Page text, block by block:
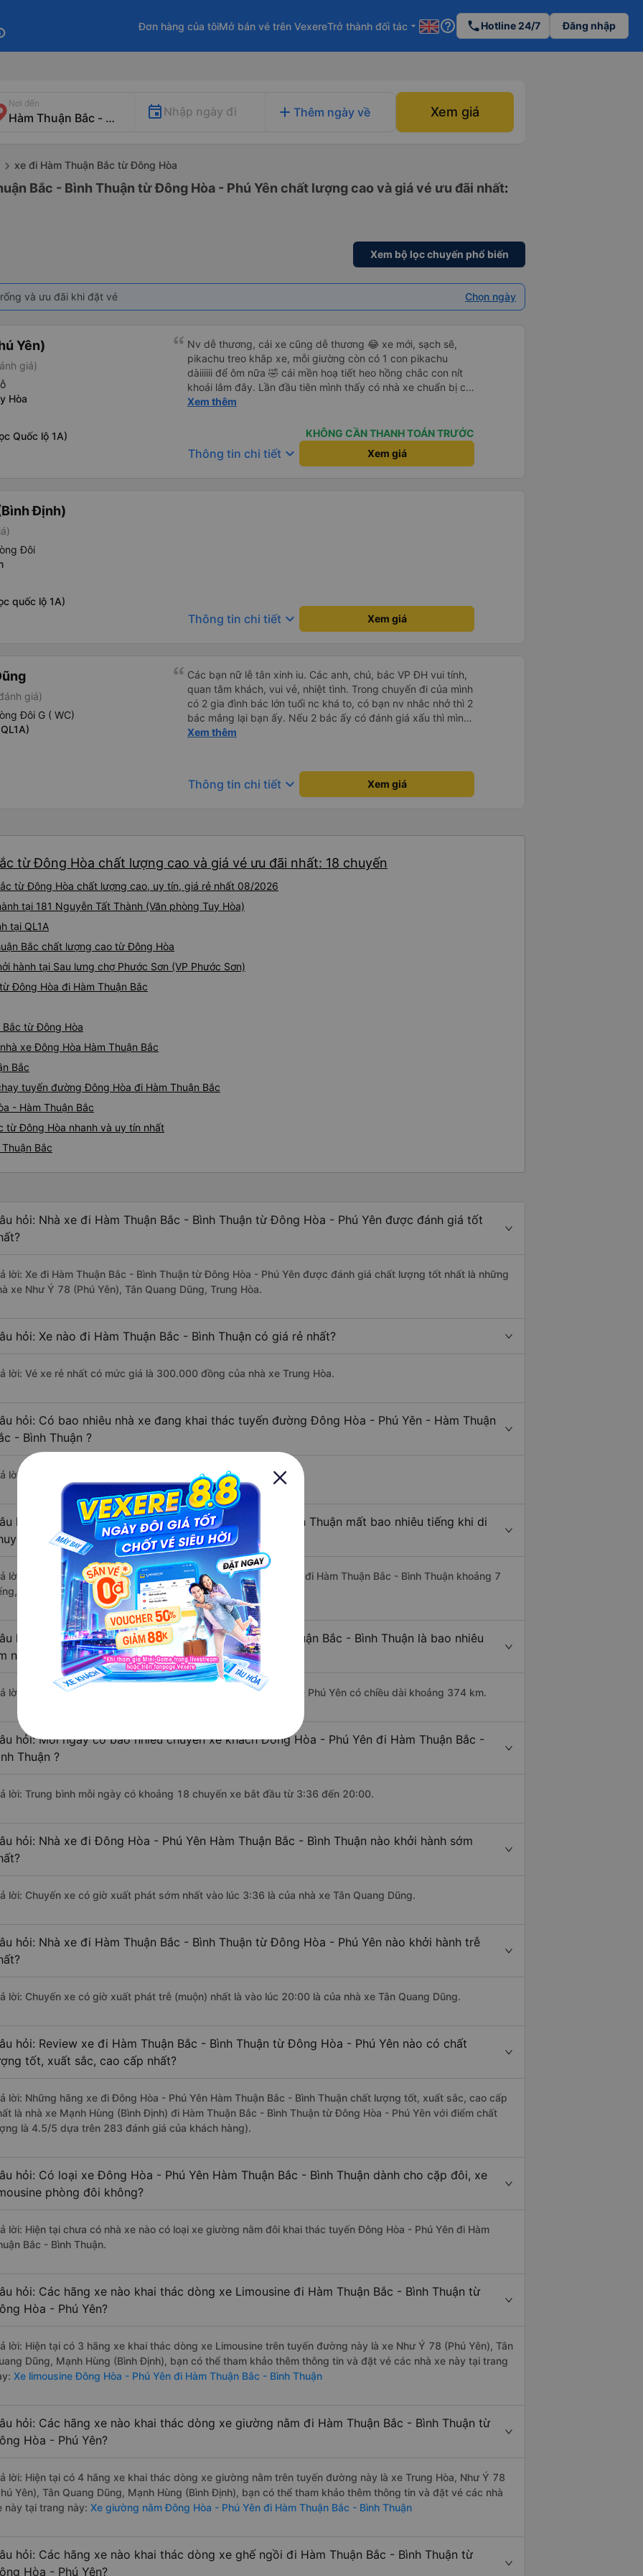
Đơn hàng của tôiMở bán vé trên VexereTrở thành đối tác arrow_drop_down help_outline phoneHotline 24/7 Đăng nhập
Nơi đến
Nhập ngày đi add Thêm ngày về Xem giá
xe đi Hàm Thuận Bắc từ Đông Hòa
Bắc - Bình Thuận từ Đông Hòa - Phú Yên chất lượng cao và giá vé ưu đãi nhất:
Xem bộ lọc chuyến phổ biến
và ưu đãi khi đặt vé Chọn ngày
Yên)
giá)
Hòa
Quốc lộ 1A)
Nv dễ thương, cái xe cũng dễ thương 😂 xe mới, sạch sẽ,
pikachu treo khắp xe, mỗi giường còn có 1 con pikachu
dàiiiiii để ôm nữa 🤣 cái mền hoạ tiết heo hồng chắc con nít
khoái lắm đây. Lần đầu tiên mình thấy có nhà xe chuẩn bị cả
bàn chải đánh răng. Có 2 ông bà cụ lên xe còn được nv dẫn
Xem thêm
KHÔNG CẦN THANH TOÁN TRƯỚC
Thông tin chi tiết keyboard_arrow_down Xem giá
Định)
Đôi
quốc lộ 1A)
Thông tin chi tiết keyboard_arrow_down Xem giá
giá)
Đôi G ( WC)
Các bạn nữ lễ tân xinh iu. Các anh, chú, bác VP ĐH vui tính,
quan tâm khách, vui vẻ, nhiệt tình. Trong chuyến đi của mình
có 2 gia đình bác lớn tuổi nc khá to, có bạn nv nhắc nhở thì 2
bác mắng lại bạn ấy. Nếu 2 bác ấy có đánh giá xấu thì mình
ngược lại nha. Bạn ấy nhắc nhở rất đúng. 2 bác nói rất to. To
bị phản ánh thì đừng trừ lương bạn ấy nha. Nếu bạn ấy bị trừ
thì bảo bạn ấy liên hệ sđt của mình, mình hỗ trợ ạ. Số mình
(một mình) yêu luôn. Nhưng phòng đôi mà nằm một thì mỗi
10/10.
Xem thêm
Thông tin chi tiết keyboard_arrow_down Xem giá
từ Đông Hòa chất lượng cao và giá vé ưu đãi nhất: 18 chuyến
từ Đông Hòa chất lượng cao, uy tín, giá rẻ nhất 08/2026
tại 181 Nguyễn Tất Thành (Văn phòng Tuy Hòa)
tại QL1A
Bắc chất lượng cao từ Đông Hòa
hành tại Sau lưng chợ Phước Sơn (VP Phước Sơn)
Đông Hòa đi Hàm Thuận Bắc
Bắc từ Đông Hòa
xe Đông Hòa Hàm Thuận Bắc
Bắc
tuyến đường Đông Hòa đi Hàm Thuận Bắc
- Hàm Thuận Bắc
từ Đông Hòa nhanh và uy tín nhất
Bắc
hỏi: Nhà xe đi Hàm Thuận Bắc - Bình Thuận từ Đông Hòa - Phú Yên được đánh giá tốt
lời: Xe đi Hàm Thuận Bắc - Bình Thuận từ Đông Hòa - Phú Yên được đánh giá chất lượng tốt nhất là những
xe Như Ý 78 (Phú Yên), Tân Quang Dũng, Trung Hòa.
hỏi: Xe nào đi Hàm Thuận Bắc - Bình Thuận có giá rẻ nhất?
lời: Vé xe rẻ nhất có mức giá là 300.000 đồng của nhà xe Trung Hòa.
hỏi: Có bao nhiêu nhà xe đang khai thác tuyến đường Đông Hòa - Phú Yên - Hàm Thuận
- Bình Thuận ?
lời: Hiện tại có 4 nhà xe khai thác tuyến đường.
hỏi: Từ Đông Hòa - Phú Yên đi Hàm Thuận Bắc - Bình Thuận mất bao nhiêu tiếng khi di
bằng xe khách?
lời: Thời gian di chuyển bằng xe khách từ Đông Hòa - Phú Yên đi Hàm Thuận Bắc - Bình Thuận khoảng 7
nếu mật độ giao thông thuận lợi.
hỏi: Khoảng cách từ Đông Hòa - Phú Yên đi Hàm Thuận Bắc - Bình Thuận là bao nhiêu
nếu di chuyển bằng xe khách?
lời: Đoạn đường đi Hàm Thuận Bắc - Bình Thuận từ Đông Hòa - Phú Yên có chiều dài khoảng 374 km.
hỏi: Mỗi ngày có bao nhiêu chuyến xe khách Đông Hòa - Phú Yên đi Hàm Thuận Bắc -
Thuận ?
lời: Trung bình mỗi ngày có khoảng 18 chuyến xe bắt đầu từ 3:36 đến 20:00.
hỏi: Nhà xe đi Đông Hòa - Phú Yên Hàm Thuận Bắc - Bình Thuận nào khởi hành sớm
lời: Chuyến xe có giờ xuất phát sớm nhất vào lúc 3:36 là của nhà xe Tân Quang Dũng.
hỏi: Nhà xe đi Hàm Thuận Bắc - Bình Thuận từ Đông Hòa - Phú Yên nào khởi hành trễ
lời: Chuyến xe có giờ xuất phát trễ (muộn) nhất là vào lúc 20:00 là của nhà xe Tân Quang Dũng.
hỏi: Review xe đi Hàm Thuận Bắc - Bình Thuận từ Đông Hòa - Phú Yên nào có chất
tốt, xuất sắc, cao cấp nhất?
lời: Những hãng xe đi Đông Hòa - Phú Yên Hàm Thuận Bắc - Bình Thuận chất lượng tốt, xuất sắc, cao cấp
là nhà xe Mạnh Hùng (Bình Định) đi Hàm Thuận Bắc - Bình Thuận từ Đông Hòa - Phú Yên với điểm chất
là 4.5/5 dựa trên 283 đánh giá của khách hàng).
hỏi: Có loại xe Đông Hòa - Phú Yên Hàm Thuận Bắc - Bình Thuận dành cho cặp đôi, xe
phòng đôi không?
lời: Hiện tại chưa có nhà xe nào có loại xe giường nằm đôi khai thác tuyến Đông Hòa - Phú Yên đi Hàm
Bắc - Bình Thuận.
hỏi: Các hãng xe nào khai thác dòng xe Limousine đi Hàm Thuận Bắc - Bình Thuận từ
Hòa - Phú Yên?
lời: Hiện tại có 3 hãng xe khai thác dòng xe Limousine trên tuyến đường này là xe Như Ý 78 (Phú Yên), Tân
Dũng, Mạnh Hùng (Bình Định), bạn có thể tham khảo thêm thông tin và đặt vé các nhà xe này tại trang
Xe limousine Đông Hòa - Phú Yên đi Hàm Thuận Bắc - Bình Thuận
hỏi: Các hãng xe nào khai thác dòng xe giường nằm đi Hàm Thuận Bắc - Bình Thuận từ
Hòa - Phú Yên?
lời: Hiện tại có 4 hãng xe khai thác dòng xe giường nằm trên tuyến đường này là xe Trung Hòa, Như Ý 78
Yên), Tân Quang Dũng, Mạnh Hùng (Bình Định), bạn có thể tham khảo thêm thông tin và đặt vé các nhà
này tại trang này: Xe giường nằm Đông Hòa - Phú Yên đi Hàm Thuận Bắc - Bình Thuận
hỏi: Các hãng xe nào khai thác dòng xe ghế ngồi đi Hàm Thuận Bắc - Bình Thuận từ
Hòa - Phú Yên?